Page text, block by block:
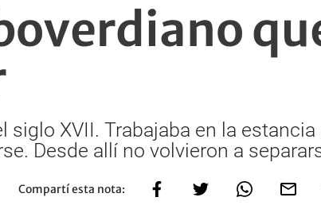
siglo XVII. Trabajaba en la estancia
Desde allí no volvieron a
Compartí esta nota: